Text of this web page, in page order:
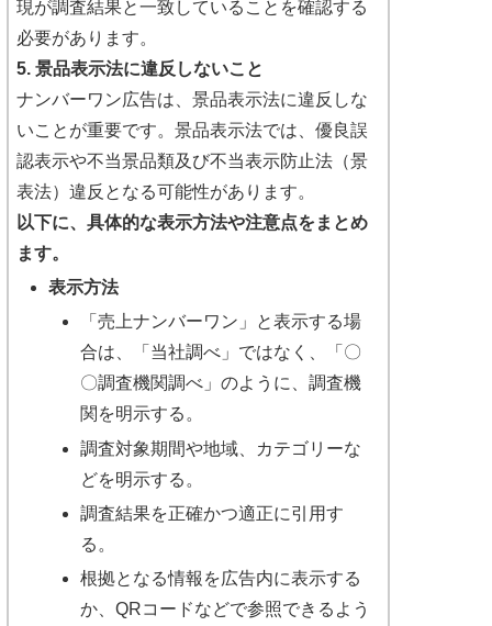
現が調査結果と一致していることを確認する
必要があります。
5. 景品表示法に違反しないこと
ナンバーワン広告は、景品表示法に違反しな
いことが重要です。景品表示法では、優良誤
認表示や不当景品類及び不当表示防止法（景
表法）違反となる可能性があります。
以下に、具体的な表示方法や注意点をまとめ
ます。
表示方法
「売上ナンバーワン」と表示する場
合は、「当社調べ」ではなく、「〇
〇調査機関調べ」のように、調査機
関を明示する。
調査対象期間や地域、カテゴリーな
どを明示する。
調査結果を正確かつ適正に引用す
る。
根拠となる情報を広告内に表示する
か、QRコードなどで参照できるよう